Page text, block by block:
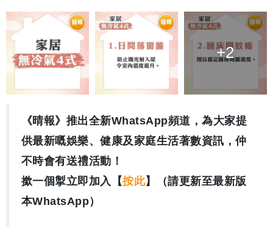
+2
《晴報》推出全新WhatsApp頻道，為大家提
供最新嘅娛樂、健康及家庭生活著數資訊，仲
不時會有送禮活動！
撳一個掣立即加入【按此】（請更新至最新版
本WhatsApp）